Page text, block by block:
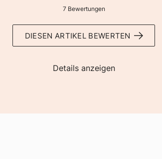
7 Bewertungen
DIESEN ARTIKEL BEWERTEN
Details anzeigen